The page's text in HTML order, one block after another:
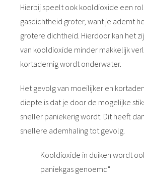
Hierbij speelt ook kooldioxide een
gasdichtheid groter, want je ademt
grotere dichtheid. Hierdoor kan het
van kooldioxide minder makkelijk
kortademig wordt onderwater.
Het gevolg van moeilijker en
diepte is dat je door de mogelijke
sneller paniekerig wordt. Dit heeft
snellere ademhaling tot gevolg.
Kooldioxide in duiken wordt
paniekgas genoemd"